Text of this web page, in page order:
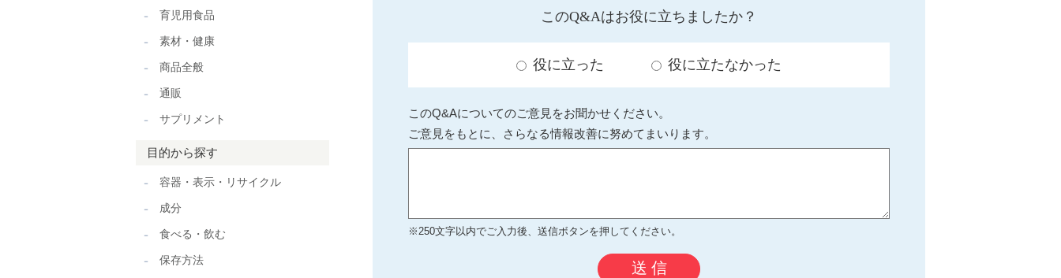
育児用食品
素材・健康
商品全般
通販
サプリメント
目的から探す
容器・表示・リサイクル
成分
食べる・飲む
保存方法
このQ&Aはお役に立ちましたか？
役に立った 役に立たなかった
このQ&Aについてのご意見をお聞かせください。
ご意見をもとに、さらなる情報改善に努めてまいります。
※250文字以内でご入力後、送信ボタンを押してください。
送 信